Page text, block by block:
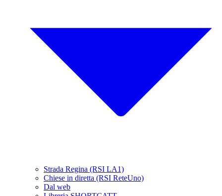
Strada Regina (RSI LA1)
Chiese in diretta (RSI ReteUno)
Dal web